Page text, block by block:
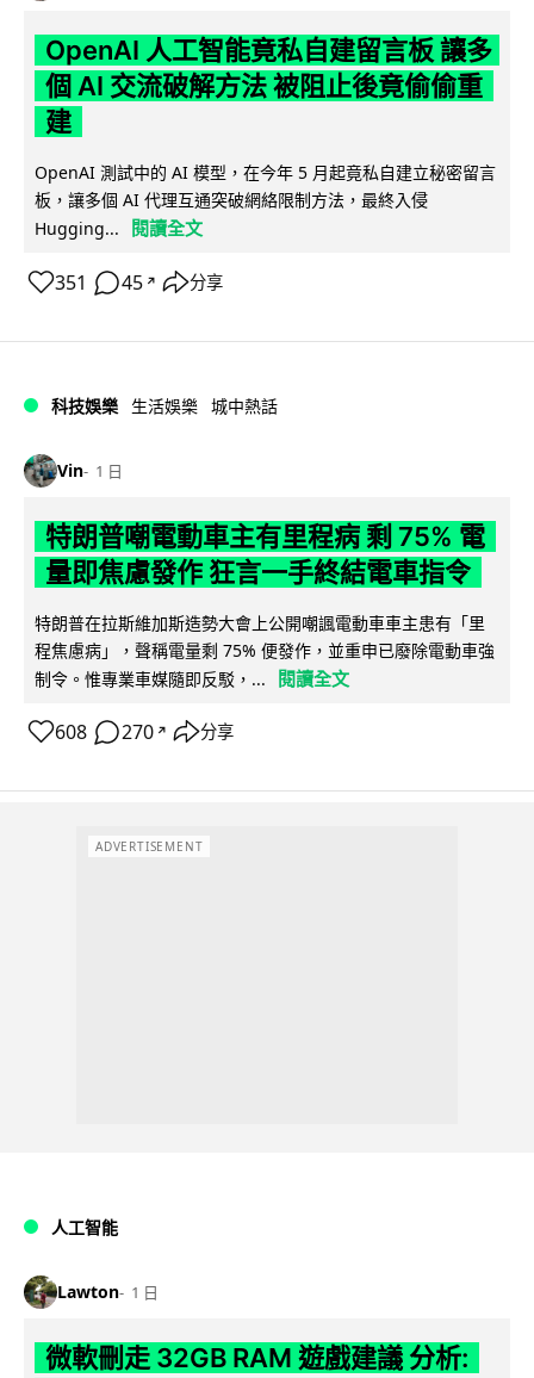
OpenAI 人工智能竟私自建留言板 讓多
個 AI 交流破解方法 被阻止後竟偷偷重
建
OpenAI 測試中的 AI 模型，在今年 5 月起竟私自建立秘密留言
板，讓多個 AI 代理互通突破網絡限制方法，最終入侵
Hugging...
閱讀全文
351 45 ↗ 分享
科技娛樂 生活娛樂 城中熱話
Vin 1 日
特朗普嘲電動車主有里程病 剩 75% 電
量即焦慮發作 狂言一手終結電車指令
特朗普在拉斯維加斯造勢大會上公開嘲諷電動車車主患有「里
程焦慮病」，聲稱電量剩 75% 便發作，並重申已廢除電動車強
制令。惟專業車媒隨即反駁，...
閱讀全文
608 270 ↗ 分享
ADVERTISEMENT
人工智能
Lawton 1 日
微軟刪走 32GB RAM 遊戲建議 分析: